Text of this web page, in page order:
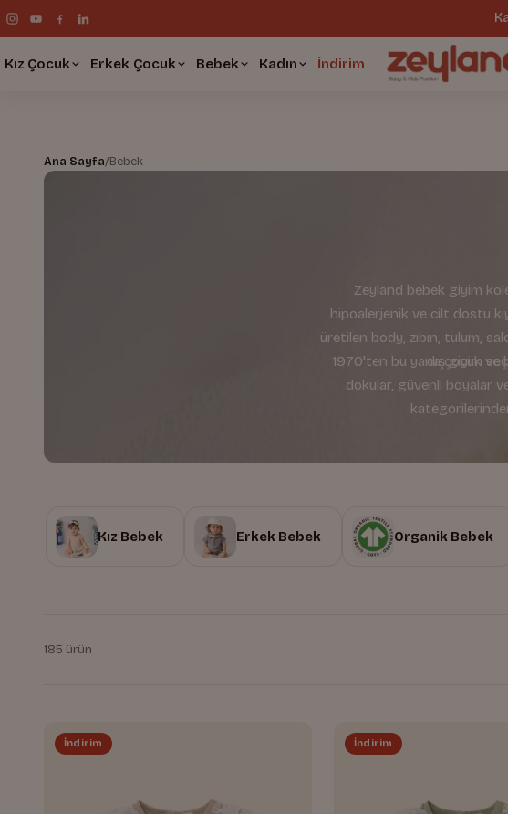
Kız Çocuk Erkek Çocuk Bebek Kadın İndirim
Ana Sayfa/Bebek
Zeyland bebek giyim
hipoalerjenik ve cilt dostu
üretilen body, zıbın, tulum,
dış giyim
1970'ten bu yana çocuk ve
dokular, güvenli boyalar
Kız Bebek Erkek Bebek Organik Bebek
185 ürün
İndirim İndirim